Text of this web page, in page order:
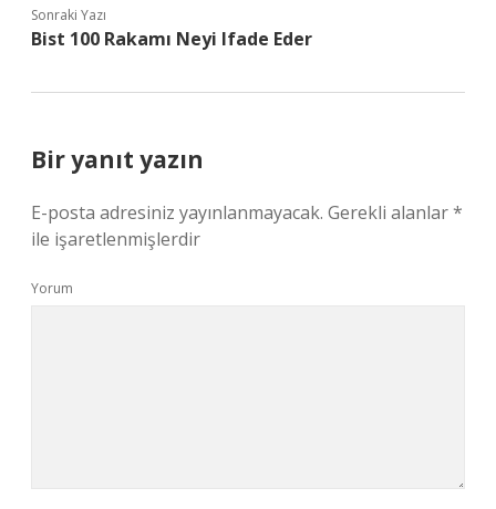
Sonraki Yazı
Bist 100 Rakamı Neyi Ifade Eder
Bir yanıt yazın
E-posta adresiniz yayınlanmayacak. Gerekli alanlar*
ile işaretlenmişlerdir
Yorum